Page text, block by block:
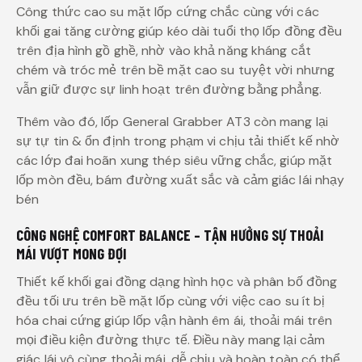
Công thức cao su mặt lốp cứng chắc cùng với các
khối gai tăng cường giúp kéo dài tuổi thọ lốp đồng đều
trên địa hình gồ ghề, nhờ vào khả năng kháng cắt
chém và tróc mẻ trên bề mặt cao su tuyệt vời nhưng
vẫn giữ được sự linh hoạt trên đường bằng phẳng.
Thêm vào đó, lốp General Grabber AT3 còn mang lại
sự tự tin & ổn định trong phạm vi chịu tải thiết kế nhờ
các lớp đai hoãn xung thép siêu vững chắc, giúp mặt
lốp mòn đều, bám đường xuất sắc và cảm giác lái nhạy
bén
CÔNG NGHỆ COMFORT BALANCE – TẬN HƯỞNG SỰ THOẢI
MÁI VƯỢT MONG ĐỢI
Thiết kế khối gai đồng dạng hình học và phân bố đồng
đều tối ưu trên bề mặt lốp cùng với việc cao su ít bị
hóa chai cứng giúp lốp vận hành êm ái, thoải mái trên
mọi điều kiện đường thực tế. Điều này mang lại cảm